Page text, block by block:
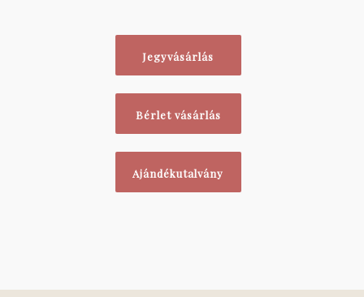
Jegyvásárlás
Bérlet vásárlás
Ajándékutalvány